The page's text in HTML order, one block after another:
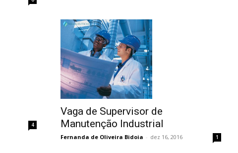
4
Vaga de Supervisor de
Manutenção Industrial
Fernanda de Oliveira Bidoia - dez 16, 2016 1